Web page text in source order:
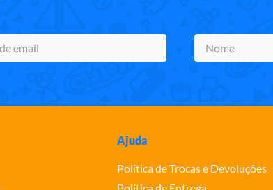
Ajuda
Política de Trocas e Devoluções
Política de Entrega